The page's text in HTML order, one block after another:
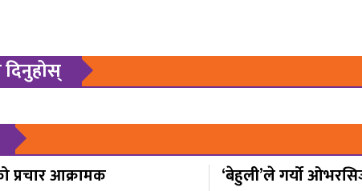
दिनुहोस्
प्रचार आक्रामक ‘बेहुली’ले गर्यो